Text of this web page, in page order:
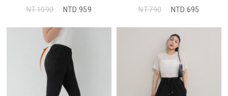
NT.1090
NTD.959
NT.790
NTD.695